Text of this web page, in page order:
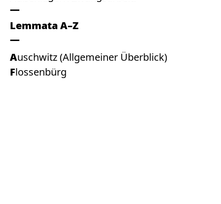
Lemmata A–Z
Auschwitz (Allgemeiner Überblick)
Flossenbürg